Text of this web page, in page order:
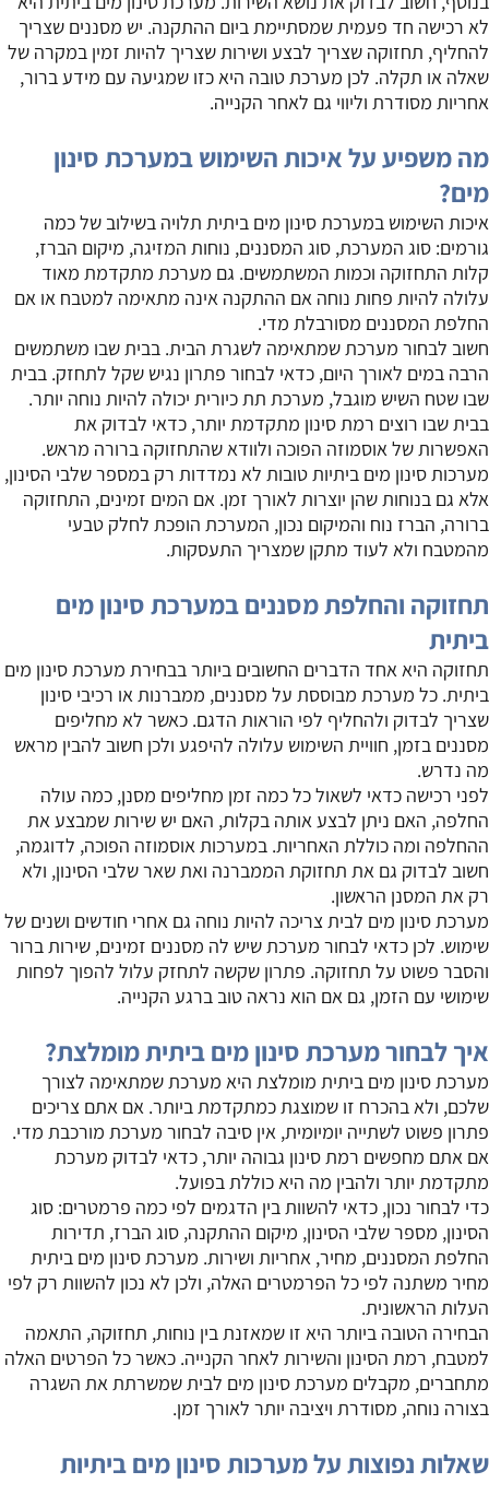
לא רכישה חד פעמית שמסתיימת ביום ההתקנה. יש מסננים שצריך
להחליף, תחזוקה שצריך לבצע ושירות שצריך להיות זמין במקרה של
שאלה או תקלה. לכן מערכת טובה היא כזו שמגיעה עם מידע ברור,
אחריות מסודרת וליווי גם לאחר הקנייה.
מה משפיע על איכות השימוש במערכת סינון
מים?
איכות השימוש במערכת סינון מים ביתית תלויה בשילוב של כמה
גורמים: סוג המערכת, סוג המסננים, נוחות המזיגה, מיקום הברז,
קלות התחזוקה וכמות המשתמשים. גם מערכת מתקדמת מאוד
עלולה להיות פחות נוחה אם ההתקנה אינה מתאימה למטבח או אם
החלפת המסננים מסורבלת מדי.
חשוב לבחור מערכת שמתאימה לשגרת הבית. בבית שבו משתמשים
הרבה במים לאורך היום, כדאי לבחור פתרון נגיש שקל לתחזק. בבית
שבו שטח השיש מוגבל, מערכת תת כיורית יכולה להיות נוחה יותר.
בבית שבו רוצים רמת סינון מתקדמת יותר, כדאי לבדוק את
האפשרות של אוסמוזה הפוכה ולוודא שהתחזוקה ברורה מראש.
מערכות סינון מים ביתיות טובות לא נמדדות רק במספר שלבי הסינון,
אלא גם בנוחות שהן יוצרות לאורך זמן. אם המים זמינים, התחזוקה
ברורה, הברז נוח והמיקום נכון, המערכת הופכת לחלק טבעי
מהמטבח ולא לעוד מתקן שמצריך התעסקות.
תחזוקה והחלפת מסננים במערכת סינון מים
ביתית
תחזוקה היא אחד הדברים החשובים ביותר בבחירת מערכת סינון מים
ביתית. כל מערכת מבוססת על מסננים, ממברנות או רכיבי סינון
שצריך לבדוק ולהחליף לפי הוראות הדגם. כאשר לא מחליפים
מסננים בזמן, חוויית השימוש עלולה להיפגע ולכן חשוב להבין מראש
מה נדרש.
לפני רכישה כדאי לשאול כל כמה זמן מחליפים מסנן, כמה עולה
החלפה, האם ניתן לבצע אותה בקלות, האם יש שירות שמבצע את
ההחלפה ומה כוללת האחריות. במערכות אוסמוזה הפוכה, לדוגמה,
חשוב לבדוק גם את תחזוקת הממברנה ואת שאר שלבי הסינון, ולא
רק את המסנן הראשון.
מערכת סינון מים לבית צריכה להיות נוחה גם אחרי חודשים ושנים של
שימוש. לכן כדאי לבחור מערכת שיש לה מסננים זמינים, שירות ברור
והסבר פשוט על תחזוקה. פתרון שקשה לתחזק עלול להפוך לפחות
שימושי עם הזמן, גם אם הוא נראה טוב ברגע הקנייה.
איך לבחור מערכת סינון מים ביתית מומלצת?
מערכת סינון מים ביתית מומלצת היא מערכת שמתאימה לצורך
שלכם, ולא בהכרח זו שמוצגת כמתקדמת ביותר. אם אתם צריכים
פתרון פשוט לשתייה יומיומית, אין סיבה לבחור מערכת מורכבת מדי.
אם אתם מחפשים רמת סינון גבוהה יותר, כדאי לבדוק מערכת
מתקדמת יותר ולהבין מה היא כוללת בפועל.
כדי לבחור נכון, כדאי להשוות בין הדגמים לפי כמה פרמטרים: סוג
הסינון, מספר שלבי הסינון, מיקום ההתקנה, סוג הברז, תדירות
החלפת המסננים, מחיר, אחריות ושירות. מערכת סינון מים ביתית
מחיר משתנה לפי כל הפרמטרים האלה, ולכן לא נכון להשוות רק לפי
העלות הראשונית.
הבחירה הטובה ביותר היא זו שמאזנת בין נוחות, תחזוקה, התאמה
למטבח, רמת הסינון והשירות לאחר הקנייה. כאשר כל הפרטים האלה
מתחברים, מקבלים מערכת סינון מים לבית שמשרתת את השגרה
בצורה נוחה, מסודרת ויציבה יותר לאורך זמן.
שאלות נפוצות על מערכות סינון מים ביתיות